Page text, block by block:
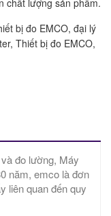
chất lượng sản phẩm.
bị đo EMCO, đại lý
Thiết bị đo EMCO,
đo lường, Máy
năm, emco là đơn
liên quan đến quy